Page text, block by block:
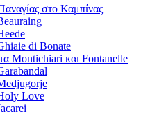
στο Καμπίνας
di Bonate
Montichiari και Fontanelle
Love